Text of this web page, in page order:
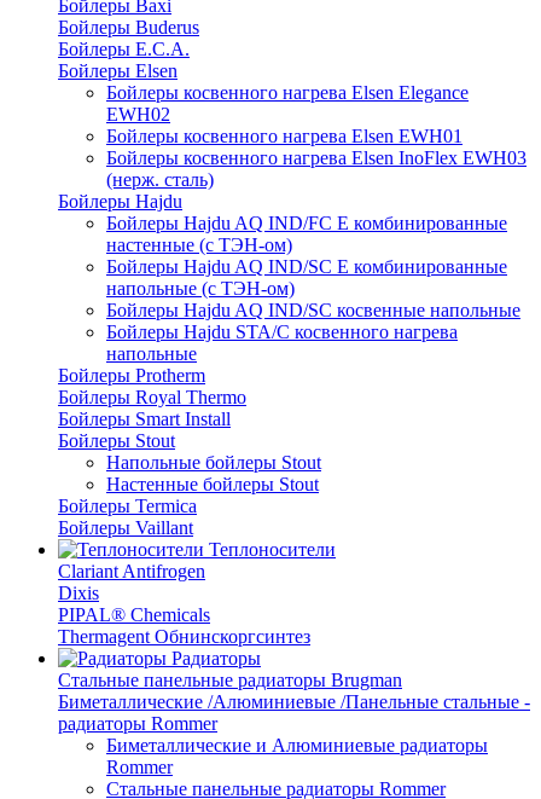
Бойлеры Baxi
Бойлеры Buderus
Бойлеры E.C.A.
Бойлеры Elsen
Бойлеры косвенного нагрева Elsen Elegance
EWH02
Бойлеры косвенного нагрева Elsen EWH01
Бойлеры косвенного нагрева Elsen InoFlex EWH03
(нерж. сталь)
Бойлеры Hajdu
Бойлеры Hajdu AQ IND/FC E комбинированные
настенные (с ТЭН-ом)
Бойлеры Hajdu AQ IND/SC E комбинированные
напольные (с ТЭН-ом)
Бойлеры Hajdu AQ IND/SC косвенные напольные
Бойлеры Hajdu STA/C косвенного нагрева
напольные
Бойлеры Protherm
Бойлеры Royal Thermo
Бойлеры Smart Install
Бойлеры Stout
Напольные бойлеры Stout
Настенные бойлеры Stout
Бойлеры Termica
Бойлеры Vaillant
Теплоносители
Clariant Antifrogen
Dixis
PIPAL® Chemicals
Thermagent Обнинскоргсинтез
Радиаторы
Стальные панельные радиаторы Brugman
Биметаллические /Алюминиевые /Панельные стальные -
радиаторы Rommer
Биметаллические и Алюминиевые радиаторы
Rommer
Стальные панельные радиаторы Rommer